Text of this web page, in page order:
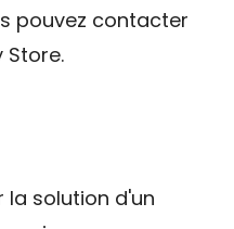
pouvez contacter
Store.
la solution d'un